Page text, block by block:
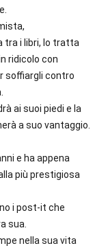
tra i libri, lo tratta
ridicolo con
soffiargli contro
ai suoi piedi e la
a suo vantaggio.
e ha appena
più prestigiosa
i post-it che
sua.
nella sua vita